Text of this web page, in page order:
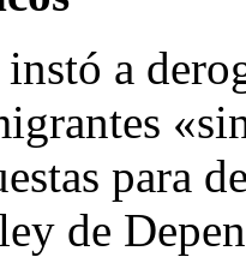
a
para
de